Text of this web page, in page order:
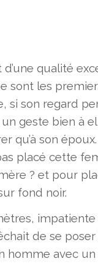
qualité
sont les
son regard
geste bien
son
placé cette
? et pour
fond noir.
de se
homme avec